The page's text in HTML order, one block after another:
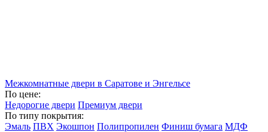
Межкомнатные двери в Саратове и Энгельсе
По цене:
Недорогие двери Премиум двери
По типу покрытия:
Эмаль ПВХ Экошпон Полипропилен Финиш бумага МДФ